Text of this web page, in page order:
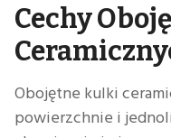
Cechy
Obojętne kulki
powierzchnie i